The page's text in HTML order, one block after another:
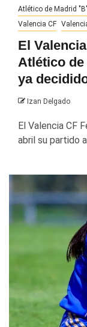
Atlético de Madrid "B"
Valencia CF
El
Atlético
ya
Izan Delgado
El Valencia CF
abril su partido